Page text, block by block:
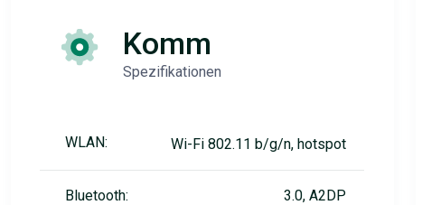
Komm
Spezifikationen
WLAN: Wi-Fi 802.11 b/g/n, hotspot
Bluetooth: 3.0, A2DP